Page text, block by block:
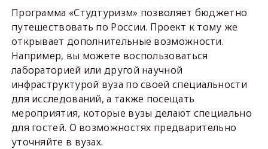
Программа «Студтуризм» позволяет бюджетно
путешествовать по России. Проект к тому же
открывает дополнительные возможности.
Например, вы можете воспользоваться
лабораторией или другой научной
инфраструктурой вуза по своей специальности
для исследований, а также посещать
мероприятия, которые вузы делают специально
для гостей. О возможностях предварительно
уточняйте в вузах.